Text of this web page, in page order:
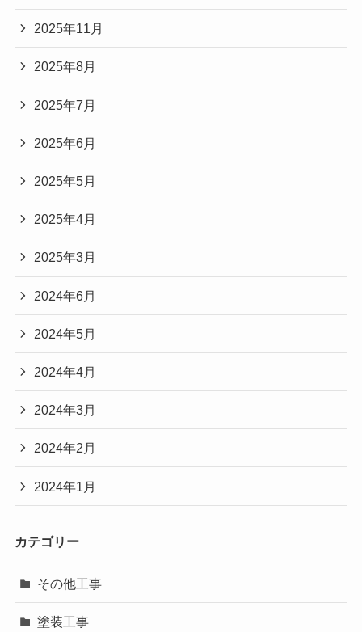
2025年11月
2025年8月
2025年7月
2025年6月
2025年5月
2025年4月
2025年3月
2024年6月
2024年5月
2024年4月
2024年3月
2024年2月
2024年1月
カテゴリー
その他工事
塗装工事